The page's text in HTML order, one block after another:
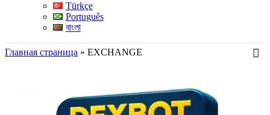
Türkçe
Português
বাংলা
Главная страница » EXCHANGE